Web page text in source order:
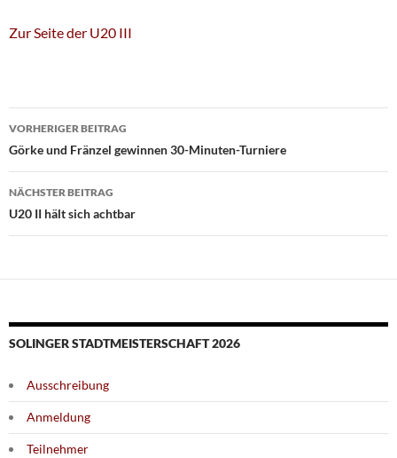
Zur Seite der U20 III
Beitragsnavigation
VORHERIGER BEITRAG
Görke und Fränzel gewinnen 30-Minuten-Turniere
NÄCHSTER BEITRAG
U20 II hält sich achtbar
SOLINGER STADTMEISTERSCHAFT 2026
Ausschreibung
Anmeldung
Teilnehmer